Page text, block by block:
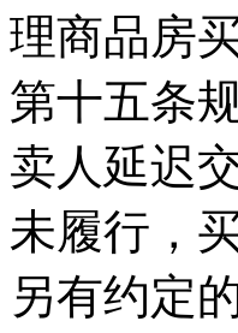
理商品房
第十五条
卖人延迟
未履行，
另有约定